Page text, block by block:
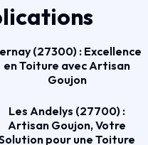
(27300) : Excellence
en Toiture avec Artisan
Goujon
Les Andelys (27700) :
Artisan Goujon, Votre
pour une Toiture